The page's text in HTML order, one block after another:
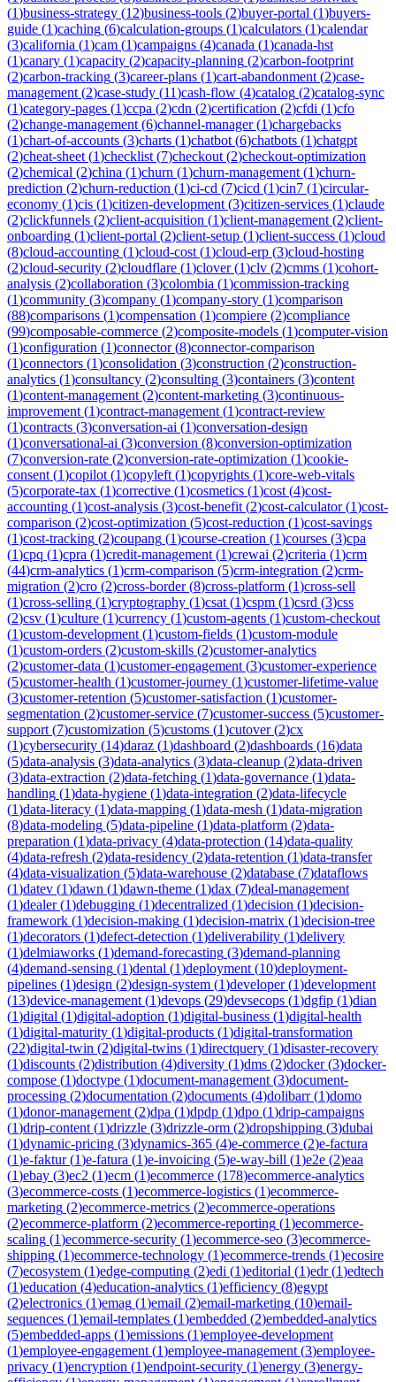
(1)business-strategy (12)business-tools (2)buyer-portal (1)buyers-
guide (1)caching (6)calculation-groups (1)calculators (1)calendar
(3)california (1)cam (1)campaigns (4)canada (1)canada-hst
(1)canary (1)capacity (2)capacity-planning (2)carbon-footprint
(2)carbon-tracking (3)career-plans (1)cart-abandonment (2)case-
management (2)case-study (11)cash-flow (4)catalog (2)catalog-sync
(1)category-pages (1)ccpa (2)cdn (2)certification (2)cfdi (1)cfo
(2)change-management (6)channel-manager(1)chargebacks
(1)chart-of-accounts (3)charts (1)chatbot (6)chatbots (1)chatgpt
(2)cheat-sheet (1)checklist (7)checkout (2)checkout-optimization
(2)chemical (2)china (1)churn (1)churn-management (1)churn-
prediction (2)churn-reduction (1)ci-cd (7)cicd (1)cin7 (1)circular-
economy (1)cis (1)citizen-development (3)citizen-services (1)claude
(2)clickfunnels (2)client-acquisition (1)client-management (2)client-
onboarding (1)client-portal (2)client-setup (1)client-success (1)cloud
(8)cloud-accounting (1)cloud-cost (1)cloud-erp (3)cloud-hosting
(2)cloud-security (2)cloudflare (1)clover(1)clv (2)cmms (1)cohort-
analysis (2)collaboration (3)colombia (1)commission-tracking
(1)community (3)company (1)company-story (1)comparison
(88)comparisons (1)compensation (1)compiere (2)compliance
(99)composable-commerce (2)composite-models (1)computer-vision
(1)configuration (1)connector(8)connector-comparison
(1)connectors (1)consolidation (3)construction (2)construction-
analytics (1)consultancy (2)consulting (3)containers (3)content
(1)content-management (2)content-marketing (3)continuous-
improvement (1)contract-management (1)contract-review
(1)contracts (3)conversation-ai (1)conversation-design
(1)conversational-ai (3)conversion (8)conversion-optimization
(7)conversion-rate (2)conversion-rate-optimization (1)cookie-
consent (1)copilot (1)copyleft (1)copyrights (1)core-web-vitals
(5)corporate-tax (1)corrective (1)cosmetics (1)cost (4)cost-
accounting (1)cost-analysis (3)cost-benefit (2)cost-calculator(1)cost-
comparison (2)cost-optimization (5)cost-reduction (1)cost-savings
(1)cost-tracking (2)coupang (1)course-creation (1)courses (3)cpa
(1)cpq (1)cpra (1)credit-management (1)crewai (2)criteria (1)crm
(44)crm-analytics (1)crm-comparison (5)crm-integration (2)crm-
migration (2)cro (2)cross-border(8)cross-platform (1)cross-sell
(1)cross-selling (1)cryptography (1)csat (1)cspm (1)csrd (3)css
(2)csv (1)culture (1)currency (1)custom-agents (1)custom-checkout
(1)custom-development (1)custom-fields (1)custom-module
(1)custom-orders (2)custom-skills (2)customer-analytics
(2)customer-data (1)customer-engagement (3)customer-experience
(5)customer-health (1)customer-journey (1)customer-lifetime-value
(3)customer-retention (5)customer-satisfaction (1)customer-
segmentation (2)customer-service (7)customer-success (5)customer-
support (7)customization (5)customs (1)cutover(2)cx
(1)cybersecurity (14)daraz (1)dashboard (2)dashboards (16)data
(5)data-analysis (3)data-analytics (3)data-cleanup (2)data-driven
(3)data-extraction (2)data-fetching (1)data-governance (1)data-
handling (1)data-hygiene (1)data-integration (2)data-lifecycle
(1)data-literacy (1)data-mapping (1)data-mesh (1)data-migration
(8)data-modeling (5)data-pipeline (1)data-platform (2)data-
preparation (1)data-privacy (4)data-protection (14)data-quality
(4)data-refresh (2)data-residency (2)data-retention (1)data-transfer
(4)data-visualization (5)data-warehouse (2)database (7)dataflows
(1)datev (1)dawn (1)dawn-theme (1)dax (7)deal-management
(1)dealer(1)debugging (1)decentralized (1)decision (1)decision-
framework (1)decision-making (1)decision-matrix (1)decision-tree
(1)decorators (1)defect-detection (1)deliverability (1)delivery
(1)delmiaworks (1)demand-forecasting (3)demand-planning
(4)demand-sensing (1)dental (1)deployment (10)deployment-
pipelines (1)design (2)design-system (1)developer(1)development
(13)device-management (1)devops (29)devsecops (1)dgfip (1)dian
(1)digital (1)digital-adoption (1)digital-business (1)digital-health
(1)digital-maturity (1)digital-products (1)digital-transformation
(22)digital-twin (2)digital-twins (1)directquery (1)disaster-recovery
(1)discounts (2)distribution (4)diversity (1)dms (2)docker(3)docker-
compose (1)doctype (1)document-management (3)document-
processing (2)documentation (2)documents (4)dolibarr(1)domo
(1)donor-management (2)dpa (1)dpdp (1)dpo (1)drip-campaigns
(1)drip-content (1)drizzle (3)drizzle-orm (2)dropshipping (3)dubai
(1)dynamic-pricing (3)dynamics-365 (4)e-commerce (2)e-factura
(1)e-faktur(1)e-fatura (1)e-invoicing (5)e-way-bill (1)e2e (2)eaa
(1)ebay (3)ec2 (1)ecm (1)ecommerce (178)ecommerce-analytics
(3)ecommerce-costs (1)ecommerce-logistics (1)ecommerce-
marketing (2)ecommerce-metrics (2)ecommerce-operations
(2)ecommerce-platform (2)ecommerce-reporting (1)ecommerce-
scaling (1)ecommerce-security (1)ecommerce-seo (3)ecommerce-
shipping (1)ecommerce-technology (1)ecommerce-trends (1)ecosire
(7)ecosystem (1)edge-computing (2)edi (1)editorial (1)edr(1)edtech
(1)education (4)education-analytics (1)efficiency (8)egypt
(2)electronics (1)emag (1)email (2)email-marketing (10)email-
sequences (1)email-templates (1)embedded (2)embedded-analytics
(5)embedded-apps (1)emissions (1)employee-development
(1)employee-engagement (1)employee-management (3)employee-
privacy (1)encryption (1)endpoint-security (1)energy (3)energy-